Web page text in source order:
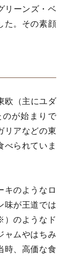
リーンズ・ベ
た。その素顔
欧（主にユダ
が始まりで
リアなどの東
べられていま
キのようなロ
味が王道では
）のようなド
ャムやはちみ
時、高価な食